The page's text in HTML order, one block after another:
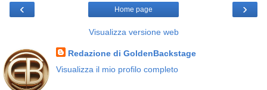
‹ ›
Home page
Visualizza versione web
Redazione di GoldenBackstage
Visualizza il mio profilo completo